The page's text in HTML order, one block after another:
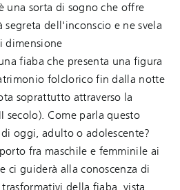
una sorta di sogno che offre
dell'inconscio e ne svela
dimensione
fiaba che presenta una figura
folclorico fin dalla notte
soprattutto attraverso la
secolo). Come parla questo
oggi, adulto o adolescente?
fra maschile e femminile ai
ci guiderà alla conoscenza di
della fiaba, vista